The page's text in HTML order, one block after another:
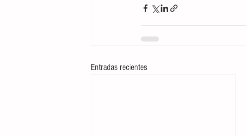
Entradas recientes